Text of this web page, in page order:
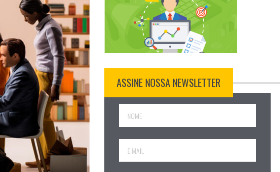
ASSINE NOSSA NEWSLETTER